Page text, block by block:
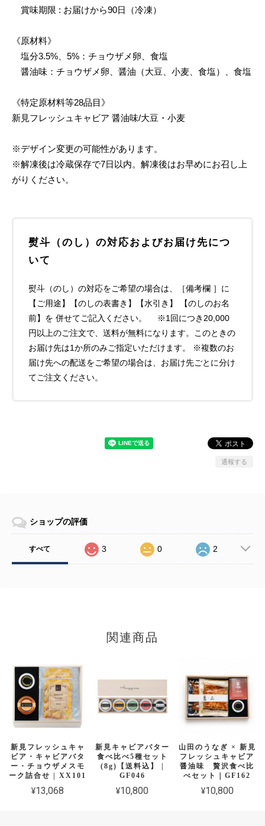
賞味期限 : お届けから90日（冷凍）
《原材料》
塩分3.5%、5%：チョウザメ卵、食塩
醤油味：チョウザメ卵、醤油（大豆、小麦、食塩）、食塩
《特定原材料等28品目》
新見フレッシュキャビア 醤油味/大豆・小麦
※デザイン変更の可能性があります。
※解凍後は冷蔵保存で7日以内。解凍後はお早めにお召し上
がりください。
熨斗（のし）の対応およびお届け先につ
いて
熨斗（のし）の対応をご希望の場合は、［備考欄 ］に
【ご用途】【のしの表書き】【水引き】 【のしのお名
前】を 併せてご記入ください。 ※1回につき20,000
円以上のご注文で、送料が無料になります。このときの
お届け先は1か所のみご指定いただけます。 ※複数のお
届け先への配送をご希望の場合は、お届け先ごとに分け
てご注文ください。
通報する
ショップの評価
すべて 3 0 2
関連商品
新見フレッシュキャ
ビア・キャビアバタ
ー・チョウザメスモ
ーク詰合せ | XX101
¥13,068
新見キャビアバター
食べ比べ5種セット
(8g)【送料込】 |
GF046
¥10,800
山田のうなぎ × 新見
フレッシュキャビア
醤油味 贅沢食べ比
べセット｜GF162
¥10,800